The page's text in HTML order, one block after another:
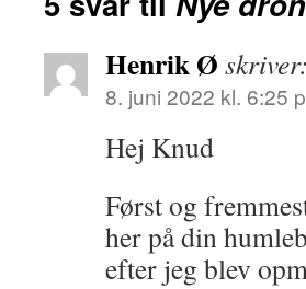
Henrik Ø skriver:
8. juni 2022 kl. 6:25
Hej Knud
Først og
her på din
efter jeg blev